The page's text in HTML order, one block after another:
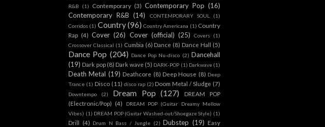
R&B
(1) Contemporary (3) Contemporary Pop (16)
Contemporary R&B (14) CONTEMPORARY SOUL
(1)
Corridos (1) Country(96) Country Americana (1) Country
Rap (4) Cover (26) Cover (official) (25) Covers (1)
Crossover Classical (1) Cumbia (6) Dance (8) Dance Hall (5)
Dance Pop (204) Dance Pop Nu-disco (2) Dancehall
(19) Dark pop (8) Dark wave (5) DARK-POP (1) Darkwave (1)
Death Metal (19) Deathcore (8) Deep House (8) Deep
Trance (1) Disco (11) disco rap (2) Doom Metal / Sludge (7)
Downtempo (2) Dream Pop (127)
DREAM POP
(Electronic/Pop) (4)
DREAM POP (Guitar Dreamy Mellow
Vibes) (1) DREAM POP (Guitar Washed-out/Shoegaze Style) (1)
Drill (4) Drum N Bass / Jungle (2) Dubstep (19) Easy